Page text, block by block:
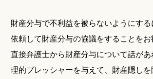
財産分与で不利益を被らないようにす
依頼して財産分与の協議をすることをお
直接弁護士から財産分与について話が
理的プレッシャーを与えて、財産隠し